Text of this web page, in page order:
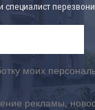
моих
рекламы,